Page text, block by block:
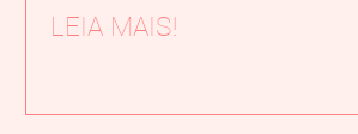
LEIA MAIS!